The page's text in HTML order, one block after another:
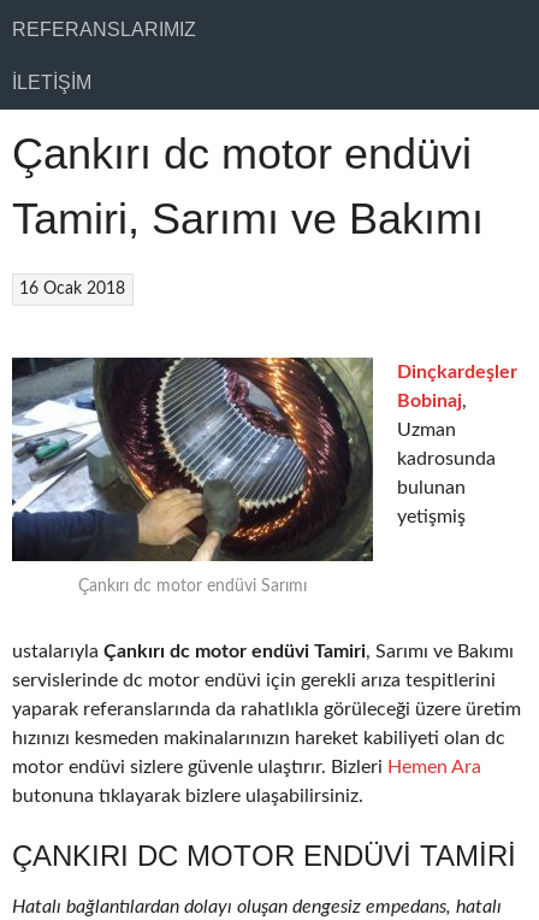
REFERANSLARIMIZ
İLETIŞIM
Çankırı dc motor endüvi
Tamiri, Sarımı ve Bakımı
16 Ocak 2018
Çankırı dc motor endüvi Sarımı
Dinçkardeşler
Bobinaj,
Uzman
kadrosunda
bulunan
yetişmiş
ustalarıyla Çankırı dc motor endüvi Tamiri, Sarımı ve Bakımı
servislerinde dc motor endüvi için gerekli arıza tespitlerini
yaparak referanslarında da rahatlıkla görüleceği üzere üretim
hızınızı kesmeden makinalarınızın hareket kabiliyeti olan dc
motor endüvi sizlere güvenle ulaştırır. Bizleri Hemen Ara
butonuna tıklayarak bizlere ulaşabilirsiniz.
ÇANKIRI DC MOTOR ENDÜVI TAMIRI
Hatalı bağlantılardan dolayı oluşan dengesiz empedans, hatalı